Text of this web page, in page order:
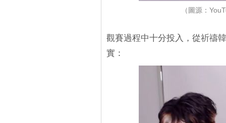
（圖源：
觀賽過程中十分投入，從祈禱
實：